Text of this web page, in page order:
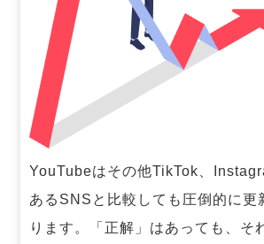
YouTubeはその他TikTok、
あるSNSと比較しても圧倒的に更
ります。「正解」はあっても、そ